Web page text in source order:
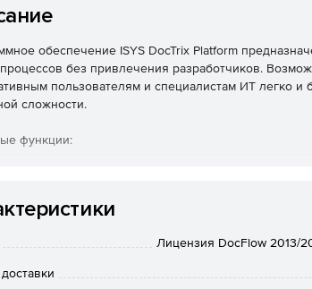
обеспечение ISYS DocTrix Platform
без привлечения разработчиков.
пользователям и специалистам ИТ легко и
сложности.
функции:
распределения ответственности и полномочий
Лицензия DocFlow 2013/